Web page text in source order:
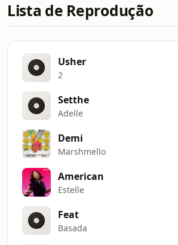
Lista de Reprodução
Usher
2
Setthe
Adelle
Demi
Marshmello
American
Estelle
Feat
Basada